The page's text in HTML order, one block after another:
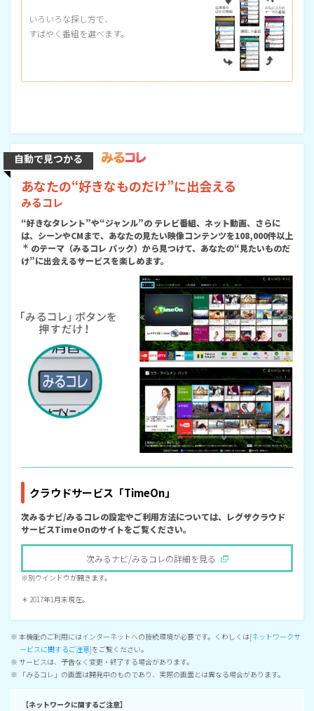
いろいろな探し方で、
すばやく番組を選べます。
自動で見つかる
あなたの“好きなものだけ”に出会える
みるコレ
“好きなタレント”や“ジャンル”の テレビ番組、ネット動画、さらに
は、シーンやCMまで、あなたの見たい映像コンテンツを108,000件以上
＊ のテーマ（みるコレ パック）から見つけて、あなたの“見たいものだ
け”に出会えるサービスを楽しめます。
クラウドサービス「TimeOn」
次みるナビ/みるコレの設定やご利用方法については、レグザクラウド
サービスTimeOnのサイトをご覧ください。
次みるナビ/みるコレの詳細を見る
※別ウインドウが開きます。
＊ 2017年1月末現在。
※ 本機能のご利用にはインターネットへの接続環境が必要です。くわしくは[ネットワークサ
ービスに関するご注意]をご覧ください。
※ サービスは、予告なく変更・終了する場合があります。
※ 「みるコレ」の画面は開発中のものであり、実際の画面とは異なる場合があります。
【ネットワークに関するご注意】